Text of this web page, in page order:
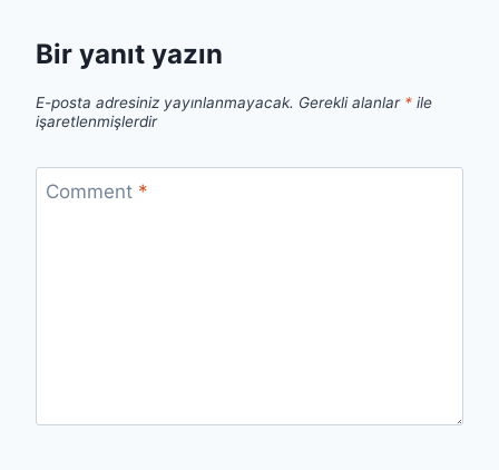
Bir yanıt yazın
E-posta adresiniz yayınlanmayacak. Gerekli alanlar * ile
işaretlenmişlerdir
Comment *